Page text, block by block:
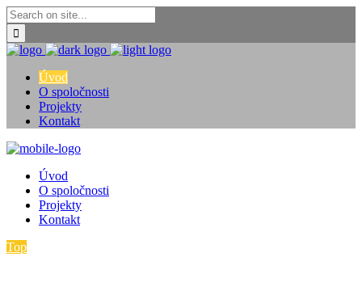
Úvod
O spoločnosti
Projekty
Kontakt
Úvod
O spoločnosti
Projekty
Kontakt
Top